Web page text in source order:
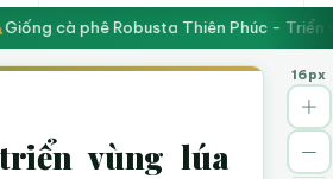
cà phê Robusta Thiên Phúc - Triển
16px
vùng lúa